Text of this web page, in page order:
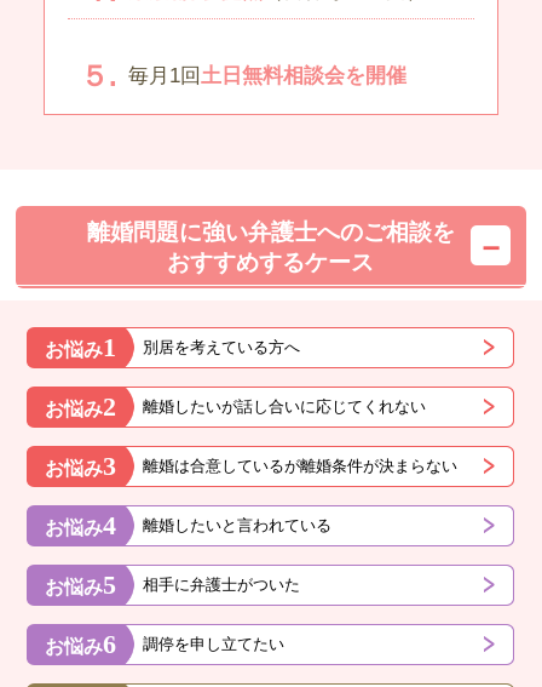
毎月1回 土日無料相談会を開催
離婚問題に強い弁護士へのご相談を
おすすめするケース
お悩み1 別居を考えている方へ
お悩み2 離婚したいが話し合いに応じてくれない
お悩み3 離婚は合意しているが離婚条件が決まらない
お悩み4 離婚したいと言われている
お悩み5 相手に弁護士がついた
お悩み6 調停を申し立てたい